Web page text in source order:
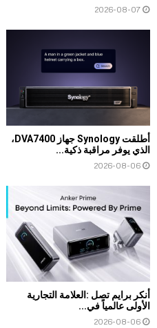
2026-08-07
أطلقت Synology جهاز DVA7400،
الذي يوفر مراقبة ذكية...
2026-08-06
أنكر برايم تصل :العلامة التجارية
الأولى عالمياً في...
2026-08-06